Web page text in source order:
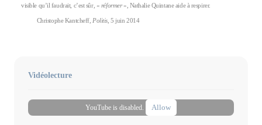
visible qu’il faudrait, c’est sûr, « réformer», Nathalie Quintane aide à respirer.
Christophe Kantcheff, Politis , 5 juin 2014
Vidéolecture
YouTube is disabled. Allow